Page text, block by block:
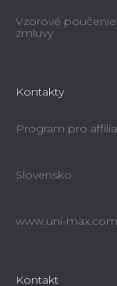
Vzorové
zmluvy
Kontakty
Program pro
Slovensko
www.uni-max.com
Kontakt